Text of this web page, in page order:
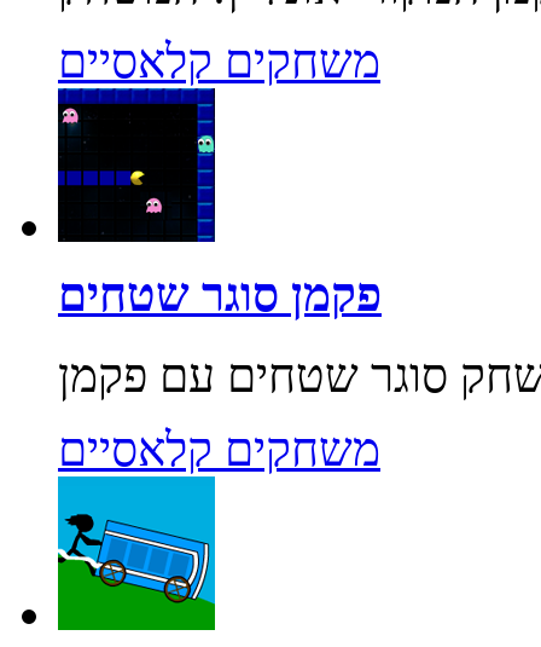
משחקים קלאסיים
פקמן סוגר שטחים
משחקים קלאסיים